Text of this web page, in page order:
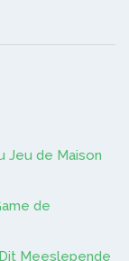
Jeu de Maison
de
Meeslepende